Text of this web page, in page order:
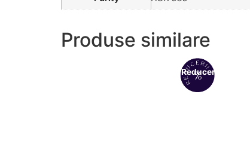
Produse similare
Reduceri!